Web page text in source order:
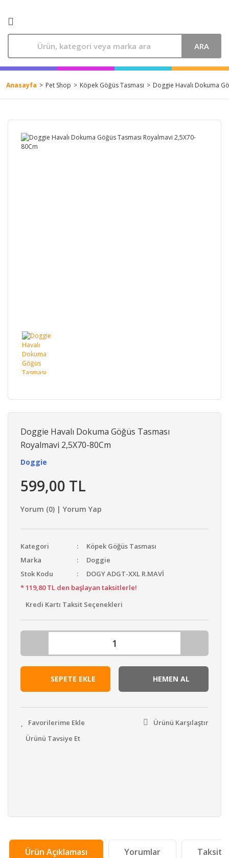
ARA
Anasayfa Pet Shop Köpek Göğüs Tasması Doggie Havalı Dokuma
Doggie Havalı Dokuma Göğüs Tasması
Royalmavi 2,5X70-80Cm
Doggie
599,00 TL
Yorum (0) | Yorum Yap
Kategori
Köpek Göğüs Tasması
Marka
Doggie
Stok Kodu
DOGY ADGT-XXL R.MAVİ
* 119,80 TL den başlayan taksitlerle!
Kredi Kartı Taksit Seçenekleri
SEPETE EKLE HEMEN AL
Ürünü Karşılaştır
Ürünü Tavsiye Et
Ürün Açıklaması Yorumlar Taksit